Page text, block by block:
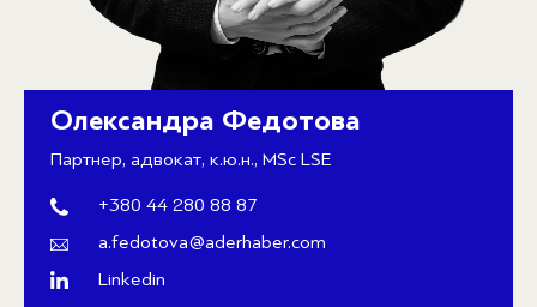
Олександра Федотова
Партнер, адвокат, к.ю.н., MSc LSE
+380 44 280 88 87
a.fedotova@aderhaber.com
Linkedin